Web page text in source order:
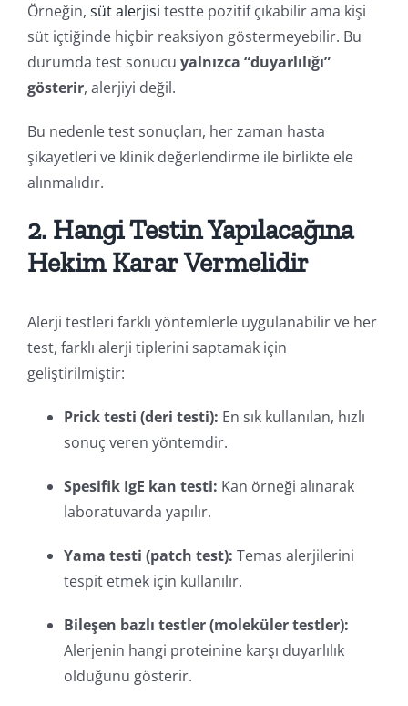
Örneğin, süt alerjisi testte pozitif çıkabilir ama kişi
süt içtiğinde hiçbir reaksiyon göstermeyebilir. Bu
durumda test sonucu yalnızca “duyarlılığı”
gösterir, alerjiyi değil.
Bu nedenle test sonuçları, her zaman hasta
şikayetleri ve klinik değerlendirme ile birlikte ele
alınmalıdır.
2. Hangi Testin Yapılacağına
Hekim Karar Vermelidir
Alerji testleri farklı yöntemlerle uygulanabilir ve her
test, farklı alerji tiplerini saptamak için
geliştirilmiştir:
Prick testi (deri testi): En sık kullanılan, hızlı
sonuç veren yöntemdir.
Spesifik IgE kan testi: Kan örneği alınarak
laboratuvarda yapılır.
Yama testi (patch test): Temas alerjilerini
tespit etmek için kullanılır.
Bileşen bazlı testler (moleküler testler):
Alerjenin hangi proteinine karşı duyarlılık
olduğunu gösterir.